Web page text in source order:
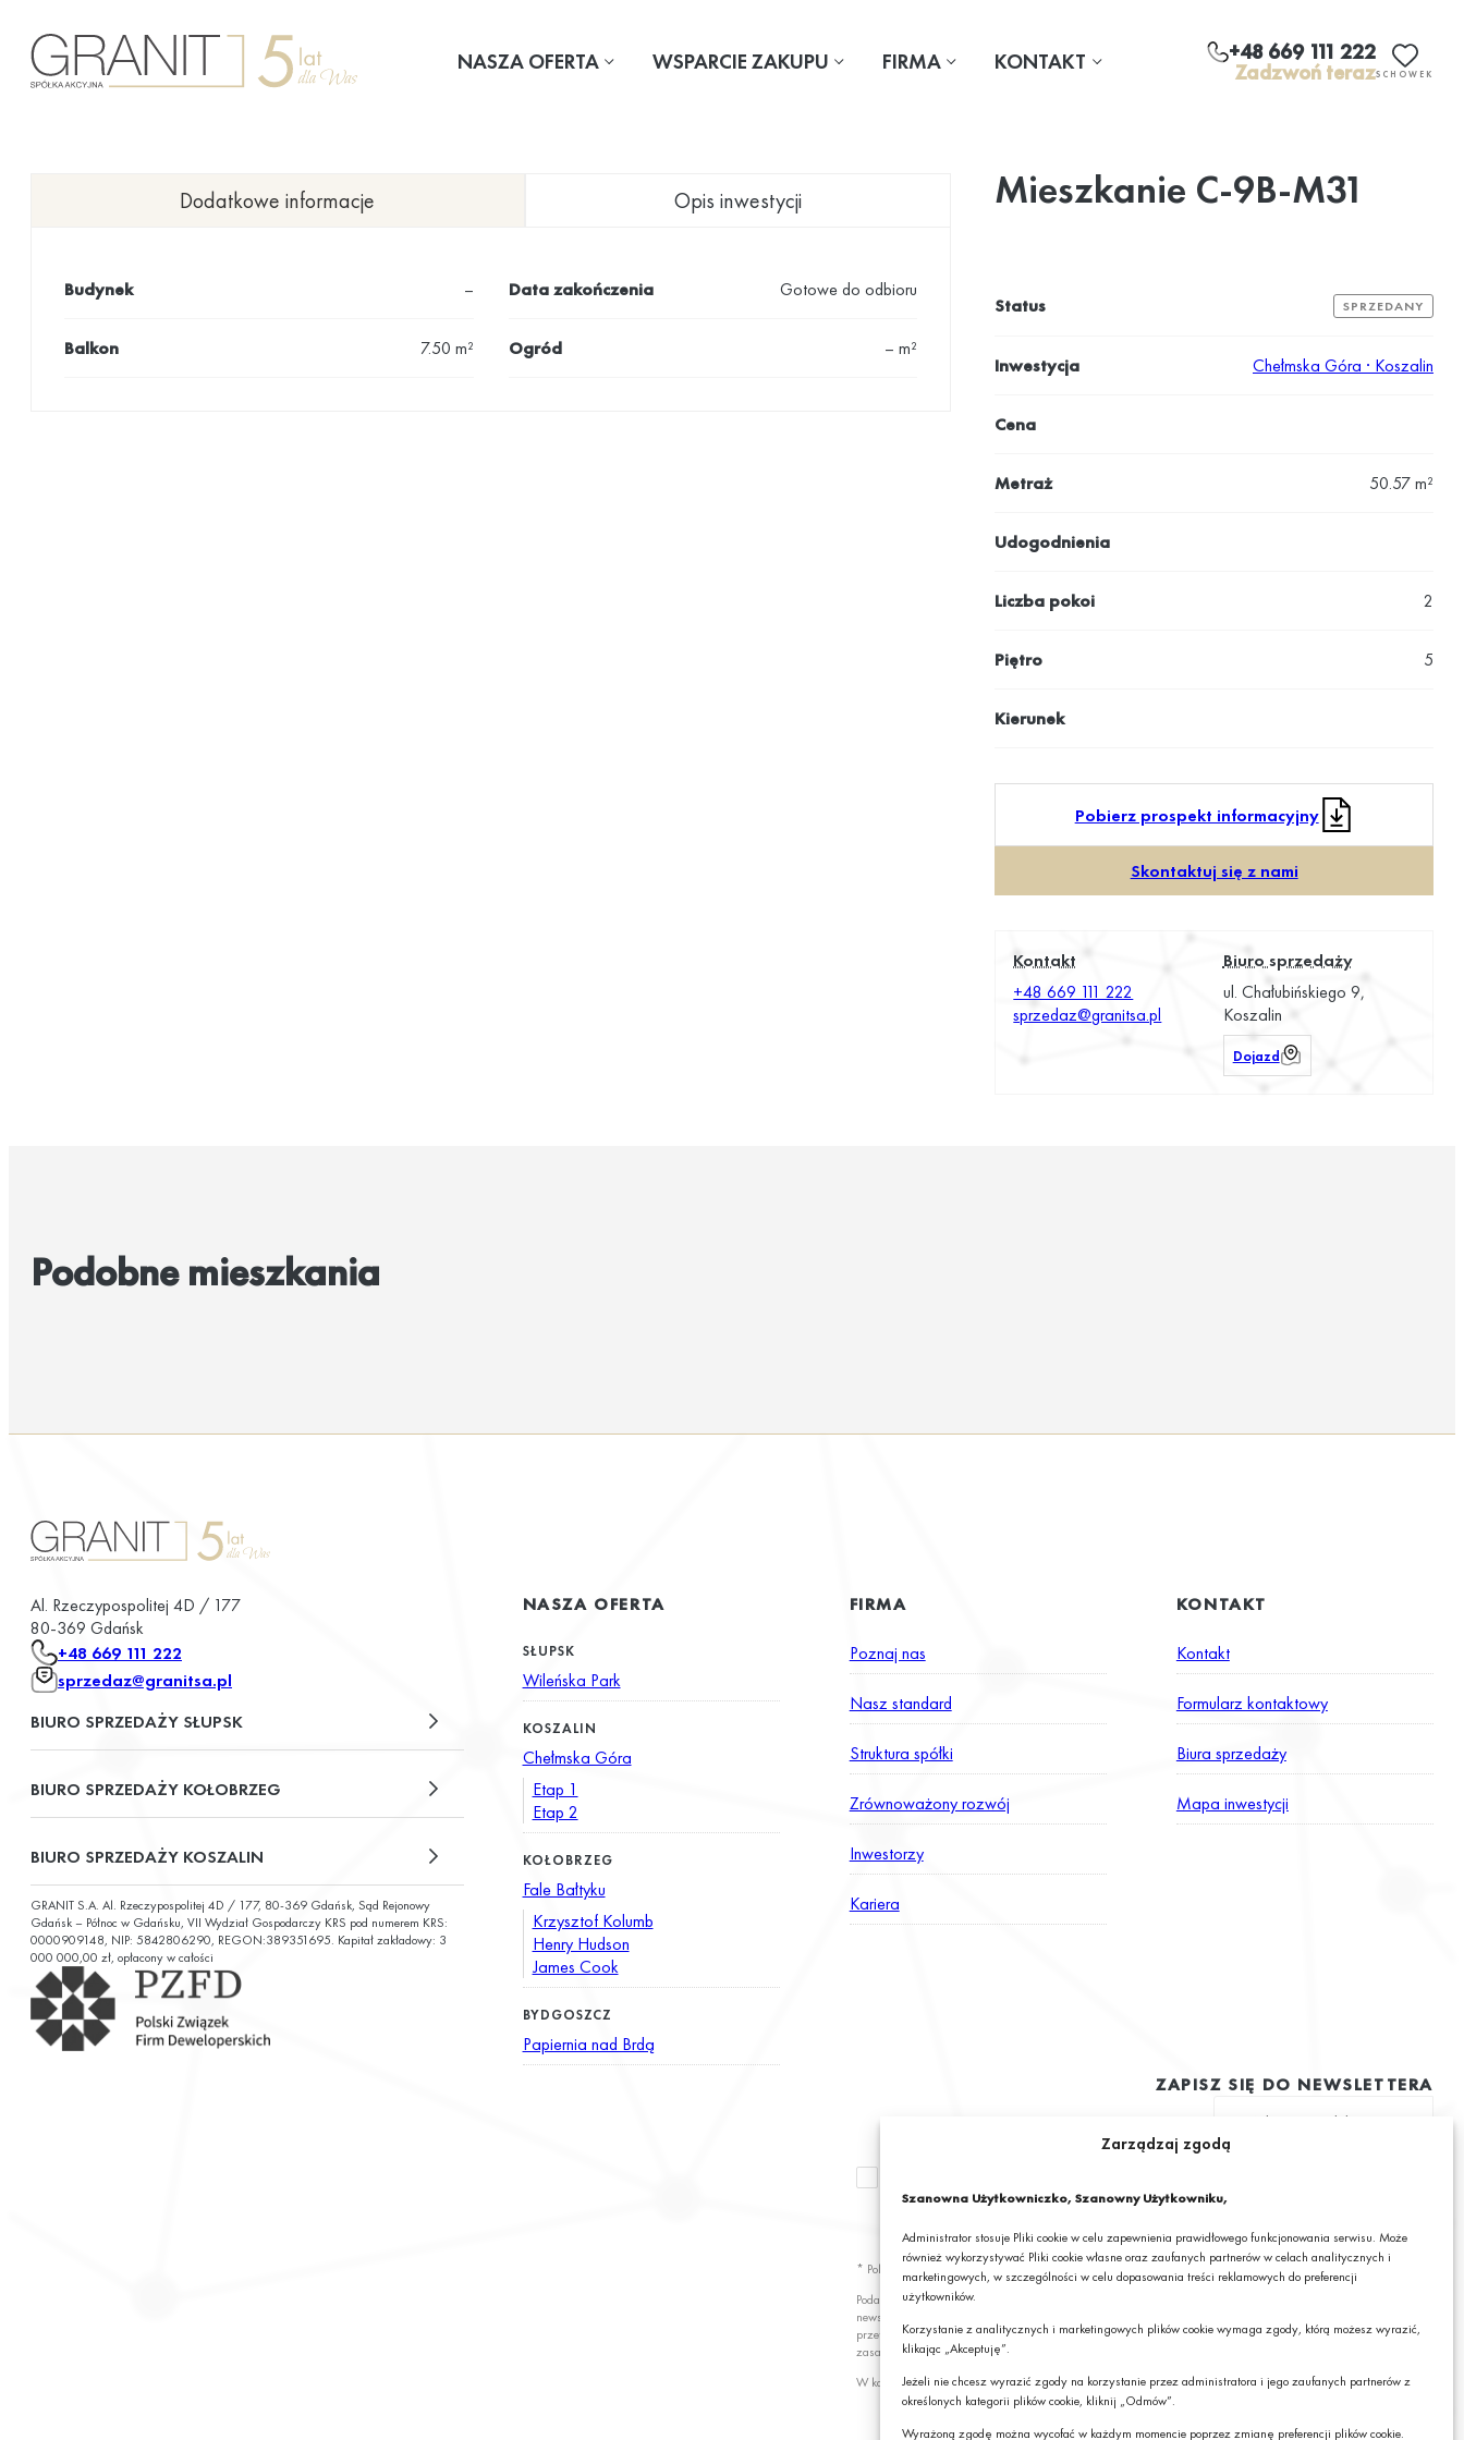
Zarządzaj zgodą
Szanowna Użytkowniczko, Szanowny Użytkowniku,
Administrator stosuje Pliki cookie w celu zapewnienia prawidłowego funkcjonowania serwisu. Może
również wykorzystywać Pliki cookie własne oraz zaufanych partnerów w celach analitycznych i
marketingowych, w szczególności w celu dopasowania treści reklamowych do preferencji
użytkowników.
Korzystanie z analitycznych i marketingowych plików cookie wymaga zgody, którą możesz wyrazić,
klikając „Akceptuję”.
Jeżeli nie chcesz wyrazić zgody na korzystanie przez administratora i jego zaufanych partnerów z
określonych kategorii plików cookie, kliknij „Odmów”.
Wyrażoną zgodę można wycofać w każdym momencie poprzez zmianę preferencji plików cookie.
treści
NASZA OFERTA WSPARCIE ZAKUPU FIRMA KONTAKT +48 669 111 222
Zadzwoń terazSCHOWEK
Dodatkowe informacje Opis inwestycji
Budynek – Data zakończenia Gotowe do odbioru
Balkon 7.50 m² Ogród – m²
Mieszkanie C-9B-M31
Status SPRZEDANY
Inwestycja Chełmska Góra · Koszalin
Cena
Metraż 50.57 m²
Udogodnienia
Liczba pokoi 2
Piętro 5
Kierunek
Pobierz prospekt informacyjny
Skontaktuj się z nami
Kontakt
+48 669 111 222
sprzedaz@granitsa.pl
Biuro sprzedaży
ul. Chałubińskiego 9,
Koszalin
Dojazd
Podobne mieszkania
Al. Rzeczypospolitej 4D / 177
80-369 Gdańsk
+48 669 111 222
sprzedaz@granitsa.pl
BIURO SPRZEDAŻY SŁUPSK
plac Władysława Broniewskiego 13/u2
BIURO SPRZEDAŻY KOŁOBRZEG
ul. Św. Wojciecha 6
BIURO SPRZEDAŻY KOSZALIN
ul. Chałubińskiego 9
GRANIT S.A. Al. Rzeczypospolitej 4D / 177, 80-369 Gdańsk, Sąd Rejonowy
Gdańsk – Północ w Gdańsku, VII Wydział Gospodarczy KRS pod numerem KRS:
0000909148, NIP: 5842806290, REGON:389351695. Kapitał zakładowy: 3
000 000,00 zł, opłacony w całości
NASZA OFERTA
SŁUPSK
Wileńska Park
KOSZALIN
Chełmska Góra
Etap 1
Etap 2
KOŁOBRZEG
Fale Bałtyku
Krzysztof Kolumb
Henry Hudson
James Cook
BYDGOSZCZ
Papiernia nad Brdą
FIRMA
Poznaj nas
Nasz standard
Struktura spółki
Zrównoważony rozwój
Inwestorzy
Kariera
KONTAKT
Kontakt
Formularz kontaktowy
Biura sprzedaży
Mapa inwestycji
ZAPISZ SIĘ DO NEWSLETTERA
newslettera z informacjami o ciekawych promocjach, produktach lub usługach GRANIT
* Pola obowiązkowe
Podając swój adres e-mail wyrażasz zgodę na otrzymywanie drogą elektroniczną, na podany adres e-mail,
newslettera z informacjami o ciekawych promocjach, produktach lub usługach GRANIT S.A. oraz zgodę na
przetwarzanie przez GRANIT S.A. Twoich danych osobowych w postaci tego adresu e-mail. Szczegółowe
zasady przetwarzania danych sprawdzisz w naszej „
W każdej chwili możesz zrezygnować z subskrybcji.
Czy chcesz,
oddzwonili?
TAK